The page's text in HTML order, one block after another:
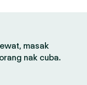
masak
nak cuba.